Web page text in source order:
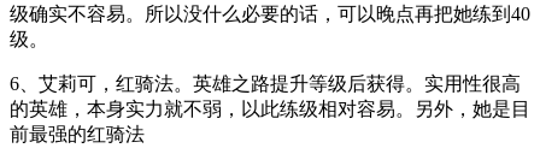
级确实不容易。所以没什么必要的话，可以晚点再把她练到40
级。
6、艾莉可，红骑法。英雄之路提升等级后获得。实用性很高
的英雄，本身实力就不弱，以此练级相对容易。另外，她是目
前最强的红骑法